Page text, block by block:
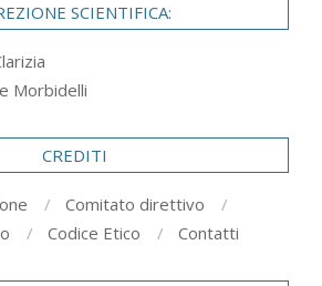
SCIENTIFICA:
Morbidelli
CREDITI
Comitato direttivo
Codice Etico Contatti